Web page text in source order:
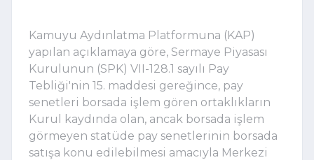
Kamuyu Aydınlatma Platformuna (KAP)
yapılan açıklamaya göre, Sermaye Piyasası
Kurulunun (SPK) VII-128.1 sayılı Pay
Tebliği'nin 15. maddesi gereğince, pay
senetleri borsada işlem gören ortaklıkların
Kurul kaydında olan, ancak borsada işlem
görmeyen statüde pay senetlerinin borsada
satışa konu edilebilmesi amacıyla Merkezi